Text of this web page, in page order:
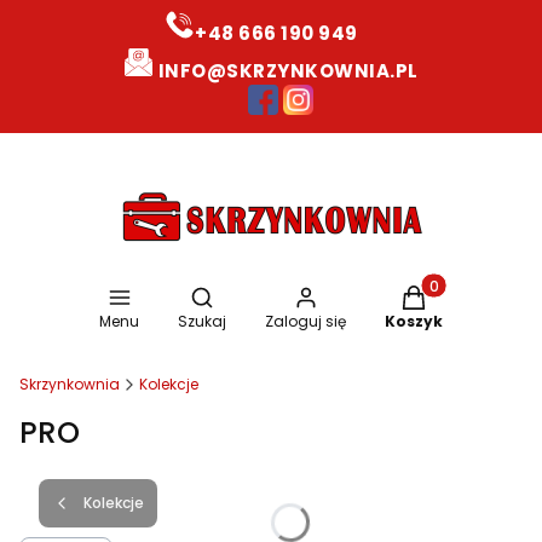
+48 666 190 949
INFO@SKRZYNKOWNIA.PL
Menu
Otwórz wyszukiwarkę
Szukaj Zaloguj się
Produkty w
Koszyk
Skrzynkownia Kolekcje
PRO
Kolekcje